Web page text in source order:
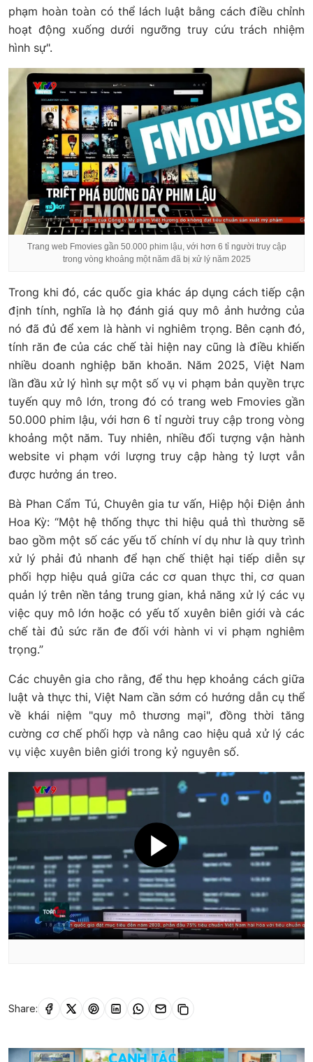
phạm hoàn toàn có thể lách luật bằng cách điều chỉnh
hoạt động xuống dưới ngưỡng truy cứu trách nhiệm
hình sự".
Trang web Fmovies gần 50.000 phim lậu, với hơn 6 tỉ người truy cập
trong vòng khoảng một năm đã bị xử lý năm 2025
Trong khi đó, các quốc gia khác áp dụng cách tiếp cận
định tính, nghĩa là họ đánh giá quy mô ảnh hưởng của
nó đã đủ để xem là hành vi nghiêm trọng. Bên cạnh đó,
tính răn đe của các chế tài hiện nay cũng là điều khiến
nhiều doanh nghiệp băn khoăn. Năm 2025, Việt Nam
lần đầu xử lý hình sự một số vụ vi phạm bản quyền trực
tuyến quy mô lớn, trong đó có trang web Fmovies gần
50.000 phim lậu, với hơn 6 tỉ người truy cập trong vòng
khoảng một năm. Tuy nhiên, nhiều đối tượng vận hành
website vi phạm với lượng truy cập hàng tỷ lượt vẫn
được hưởng án treo.
Bà Phan Cẩm Tú, Chuyên gia tư vấn, Hiệp hội Điện ảnh
Hoa Kỳ: “Một hệ thống thực thi hiệu quả thì thường sẽ
bao gồm một số các yếu tố chính ví dụ như là quy trình
xử lý phải đủ nhanh để hạn chế thiệt hại tiếp diễn sự
phối hợp hiệu quả giữa các cơ quan thực thi, cơ quan
quản lý trên nền tảng trung gian, khả năng xử lý các vụ
việc quy mô lớn hoặc có yếu tố xuyên biên giới và các
chế tài đủ sức răn đe đối với hành vi vi phạm nghiêm
trọng.”
Các chuyên gia cho rằng, để thu hẹp khoảng cách giữa
luật và thực thi, Việt Nam cần sớm có hướng dẫn cụ thể
về khái niệm "quy mô thương mại", đồng thời tăng
cường cơ chế phối hợp và nâng cao hiệu quả xử lý các
vụ việc xuyên biên giới trong kỷ nguyên số.
Share: